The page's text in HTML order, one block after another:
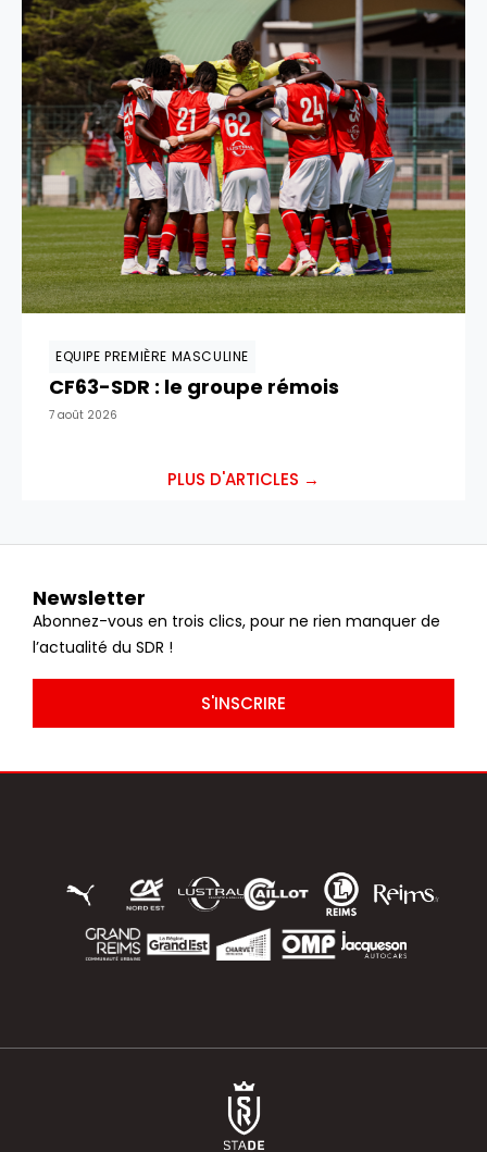
EQUIPE PREMIÈRE MASCULINE
CF63-SDR : le groupe rémois
7 août 2026
PLUS D'ARTICLES →
Newsletter
Abonnez-vous en trois clics, pour ne rien manquer de
l’actualité du SDR !
S'INSCRIRE